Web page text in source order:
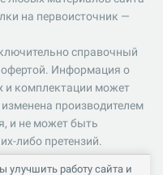
на первоисточник —
справочный
офертой. Информация о
и комплектации может
производителем
и не может быть
либо претензий.
для вас характеристики
работу сайта и